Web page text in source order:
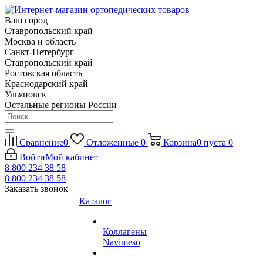
Ваш город
Ставропольский край
Москва и область
Санкт-Петербург
Ставропольский край
Ростовская область
Краснодарский край
Ульяновск
Остальные регионы России
Сравнение0 Отложенные 0 Корзина0 пуста 0
ВойтиМой кабинет
8 800 234 38 58
8 800 234 38 58
Заказать звонок
Каталог
Коллагены
Navimeso